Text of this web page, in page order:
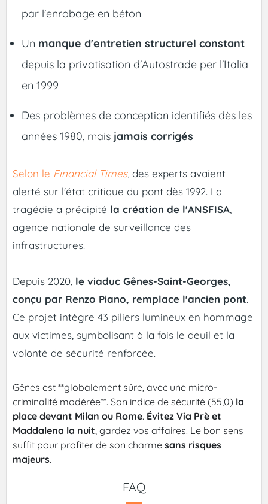
par l'enrobage en béton
Un manque d'entretien structurel constant
depuis la privatisation d'Autostrade per l'Italia
en 1999
Des problèmes de conception identifiés dès les
années 1980, mais jamais corrigés
Selon le Financial Times, des experts avaient
alerté sur l'état critique du pont dès 1992. La
tragédie a précipité la création de l'ANSFISA
agence nationale de surveillance des
infrastructures.
Depuis 2020, le viaduc Gênes-Saint-Georges,
conçu par Renzo Piano, remplace l'ancien pont.
Ce projet intègre 43 piliers lumineux en hommage
aux victimes, symbolisant à la fois le deuil et la
volonté de sécurité renforcée.
Gênes est **globalement sûre, avec une micro-
criminalité modérée**. Son indice de sécurité (55,0) la
place devant Milan ou Rome. Évitez Via Prè et
Maddalena la nuit , gardez vos affaires. Le bon sens
suffit pour profiter de son charme sans risques
majeurs.
FAQ